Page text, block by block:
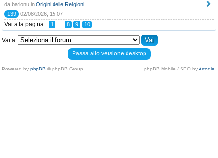
da barionu in Origini delle Religioni
139
02/08/2026, 15:07
Vai alla pagina: 1 ... 8 9 10
Vai a:
Passa allo versione desktop
Powered by phpBB © phpBB Group. phpBB Mobile / SEO byArtodia